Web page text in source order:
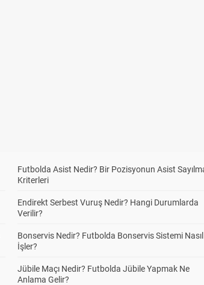
Futbolda Asist Nedir? Bir Pozisyonun Asist
Kriterleri
Endirekt Serbest Vuruş Nedir? Hangi Durumlarda
Verilir?
Bonservis Nedir? Futbolda Bonservis Sistemi Nasıl
İşler?
Jübile Maçı Nedir? Futbolda Jübile Yapmak Ne
Anlama Gelir?